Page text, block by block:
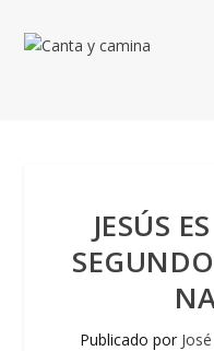
JESÚS
Publicado por